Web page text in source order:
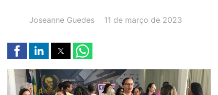
AUTOR(A):
Joseanne Guedes DATA:
11 de março de 2023